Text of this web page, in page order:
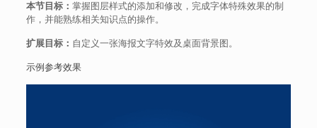
本节目标： 掌握图层样式的添加和修改，完成字体特殊效果的制
作，并能熟练相关知识点的操作。
扩展目标： 自定义一张海报文字特效及桌面背景图。
示例参考效果